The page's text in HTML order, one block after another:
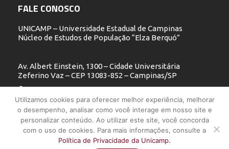
FALE CONOSCO
UNICAMP – Universidade Estadual de Campinas
Núcleo de Estudos de População “Elza Berquó”
Av. Albert Einstein, 1300 – Cidade Universitária
Zeferino Vaz – CEP 13083-852 – Campinas/SP
19 3521.5900
nepo@unicamp.br
Utilizamos cookies para oferecer melhor experiência, melhorar
o desempenho, analisar como você interage em nosso site e
personalizar conteúdo. Ao utilizar este site, você concorda
com o uso de cookies. Para mais informações, consulte a
Política de Privacidade da Unicamp.